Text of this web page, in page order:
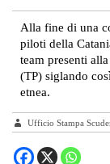
Alla fine di una
piloti della
team presenti
(TP) siglando
etnea.
Ufficio Stampa